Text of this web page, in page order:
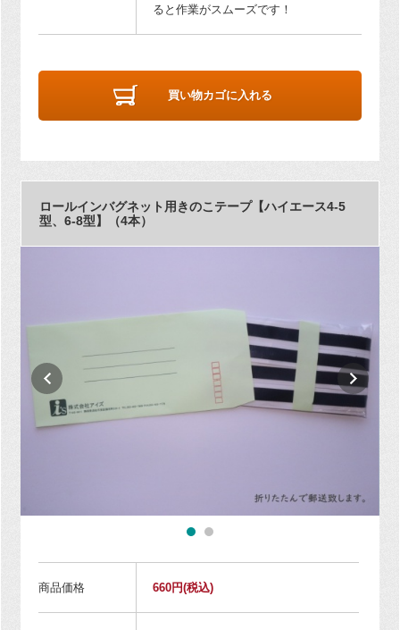
ると作業がスムーズです！
買い物カゴに入れる
ロールインバグネット用きのこテープ【ハイエース4-5
型、6-8型】（4本）
商品価格 660円(税込)